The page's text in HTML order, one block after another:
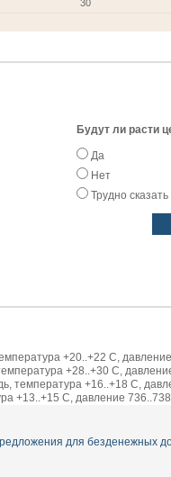
30
Будут ли расти
Да
Нет
Трудно сказать
+20..+22 С,
+28..+30 С,
температура +16..+18 С,
+13..+15 С, давление
для безденежных